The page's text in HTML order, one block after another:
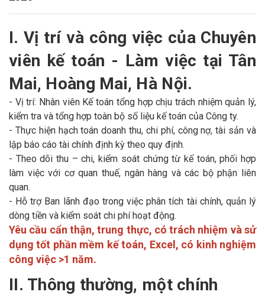
I. Vị trí và công việc của Chuyên
viên kế toán - Làm việc tại Tân
Mai, Hoàng Mai, Hà Nội.
- Vị trí: Nhân viên Kế toán tổng hợp chịu trách nhiệm quản lý,
kiểm tra và tổng hợp toàn bộ số liệu kế toán của Công ty.
- Thực hiện hạch toán doanh thu, chi phí, công nợ, tài sản và
lập báo cáo tài chính định kỳ theo quy định.
- Theo dõi thu – chi, kiểm soát chứng từ kế toán, phối hợp
làm việc với cơ quan thuế, ngân hàng và các bộ phận liên
quan.
- Hỗ trợ Ban lãnh đạo trong việc phân tích tài chính, quản lý
dòng tiền và kiểm soát chi phí hoạt động.
Yêu cầu cẩn thận, trung thực, có trách nhiệm và sử
dụng tốt phần mềm kế toán, Excel, có kinh nghiệm
công việc >1 năm.
II. Thông thường, một chính